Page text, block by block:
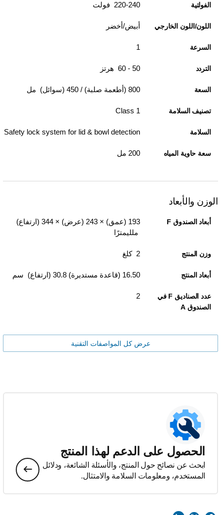
الفولتية 220-240 فولت
اللون/اللون الخارجي أبيض/أخضر
السرعة 1
التردد 50 - 60 هرتز
السعة 800 (أطعمة صلبة) / 450 (سوائل) مل
تصنيف السلامة Class 1
السلامة Safety lock system for lid & bowl detection
سعة حاوية المياه 200 مل
الوزن والأبعاد
أبعاد الصندوق F
193 (عمق) × 243 (عرض) × 344 (ارتفاع)
ملليمترًا
وزن المنتج 2 كلغ
أبعاد المنتج 16.50 (قاعدة مستديرة)‏ 30.8 (ارتفاع) سم
عدد الصناديق F في
الصندوق A
2
عرض كل المواصفات التقنية
الحصول على الدعم لهذا المنتج
ابحث عن نصائح حول المنتج، والأسئلة الشائعة، ودلائل
المستخدم، ومعلومات السلامة والامتثال.